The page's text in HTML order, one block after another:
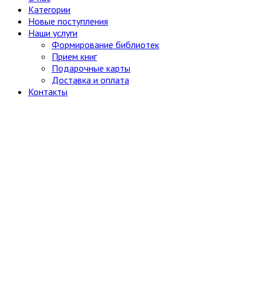
Категории
Новые поступления
Наши услуги
Формирование библиотек
Прием книг
Подарочные карты
Доставка и оплата
Контакты